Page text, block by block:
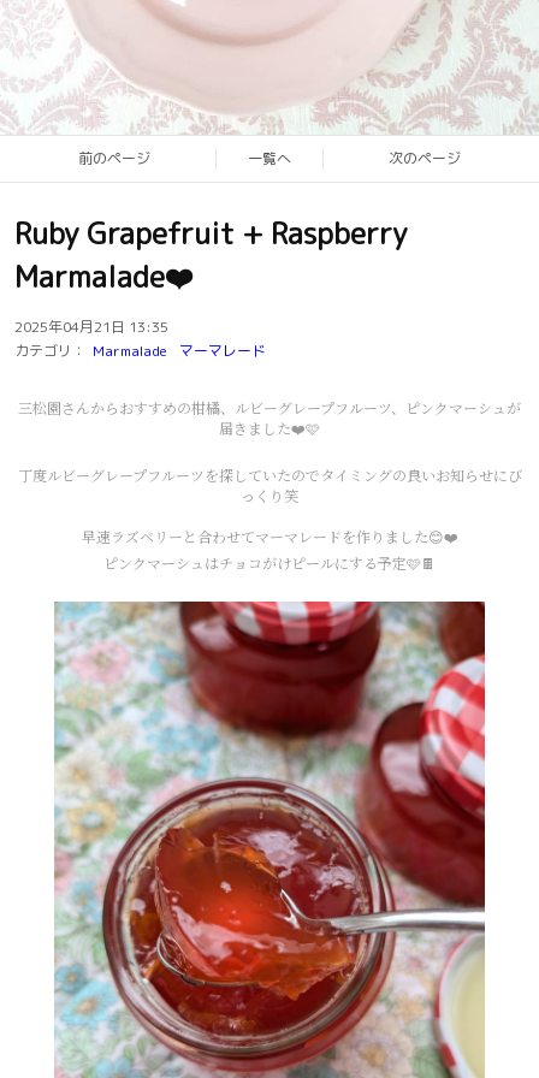
前のページ 一覧へ 次のページ
Ruby Grapefruit + Raspberry
Marmalade❤️
2025年04月21日 13:35
カテゴリ：
Marmalade マーマレード
三松園さんからおすすめの柑橘、ルビーグレープフルーツ、ピンクマーシュが
届きました❤️🩷
丁度ルビーグレープフルーツを探していたのでタイミングの良いお知らせにび
っくり笑
早速ラズベリーと合わせてマーマレードを作りました😊❤️
ピンクマーシュはチョコがけピールにする予定🩷🍫